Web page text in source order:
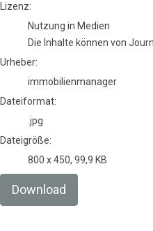
immobilienmanager
Lizenz:
Nutzung in Medien
Die Inhalte können von
Urheber:
immobilienmanager
Dateiformat:
.jpg
Dateigröße:
800 x 450, 99,9 KB
Download